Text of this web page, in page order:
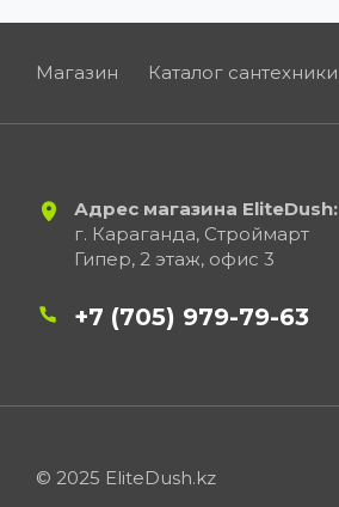
Магазин Каталог сантехники
Адрес магазина EliteDush:
г. Караганда, Строймарт
Гипер, 2 этаж, офис 3
+7 (705) 979-79-63
© 2025 EliteDush.kz